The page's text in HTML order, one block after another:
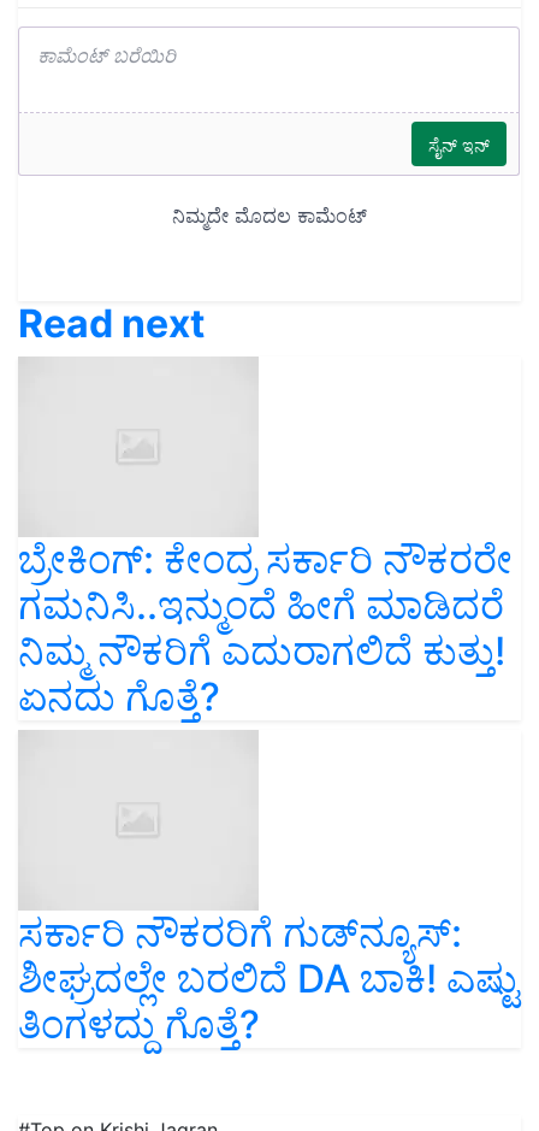
Read next
ಬ್ರೇಕಿಂಗ್‌: ಕೇಂದ್ರ ಸರ್ಕಾರಿ ನೌಕರರೇ
ಗಮನಿಸಿ..ಇನ್ಮುಂದೆ ಹೀಗೆ ಮಾಡಿದರೆ
ನಿಮ್ಮ ನೌಕರಿಗೆ ಎದುರಾಗಲಿದೆ ಕುತ್ತು!
ಏನದು ಗೊತ್ತೆ?
ಸರ್ಕಾರಿ ನೌಕರರಿಗೆ ಗುಡ್‌ನ್ಯೂಸ್‌:
ಶೀಘ್ರದಲ್ಲೇ ಬರಲಿದೆ DA ಬಾಕಿ! ಎಷ್ಟು
ತಿಂಗಳದ್ದು ಗೊತ್ತೆ?